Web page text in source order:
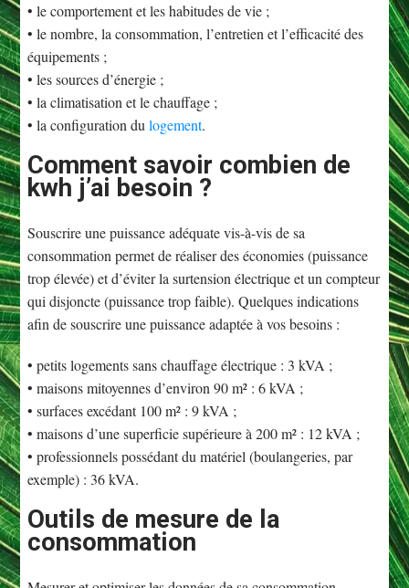
• le comportement et les habitudes de vie ;
• le nombre, la consommation, l’entretien et l’efficacité des
équipements ;
• les sources d’énergie ;
• la climatisation et le chauffage ;
• la configuration dulogement.
Comment savoir combien de
kwh j’ai besoin ?
Souscrire une puissance adéquate vis-à-vis de sa
consommation permet de réaliser des économies (puissance
trop élevée) et d’éviter la surtension électrique et un compteur
qui disjoncte (puissance trop faible). Quelques indications
afin de souscrire une puissance adaptée à vos besoins :
• petits logements sans chauffage électrique : 3 kVA ;
• maisons mitoyennes d’environ 90 m² : 6 kVA ;
• surfaces excédant 100 m² : 9 kVA ;
• maisons d’une superficie supérieure à 200 m² : 12 kVA ;
• professionnels possédant du matériel (boulangeries, par
exemple) : 36 kVA.
Outils de mesure de la
consommation